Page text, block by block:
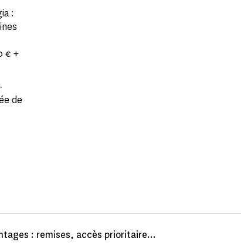
:
€ +
de
: remises, accès prioritaire...